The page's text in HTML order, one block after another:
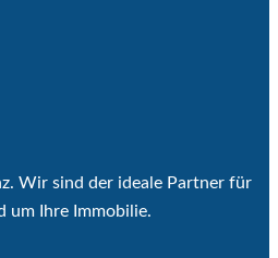
Wir sind der ideale Partner für
um Ihre Immobilie.